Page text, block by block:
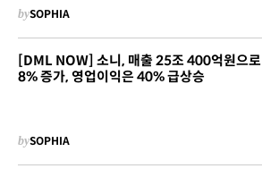
bySOPHIA
[DML NOW] 소니, 매출 25조 400억원으로
8% 증가, 영업이익은 40% 급상승
bySOPHIA